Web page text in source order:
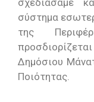
σχεδιάσαμε
σύστημα
της
Δημόσιου
Ποιότητας.